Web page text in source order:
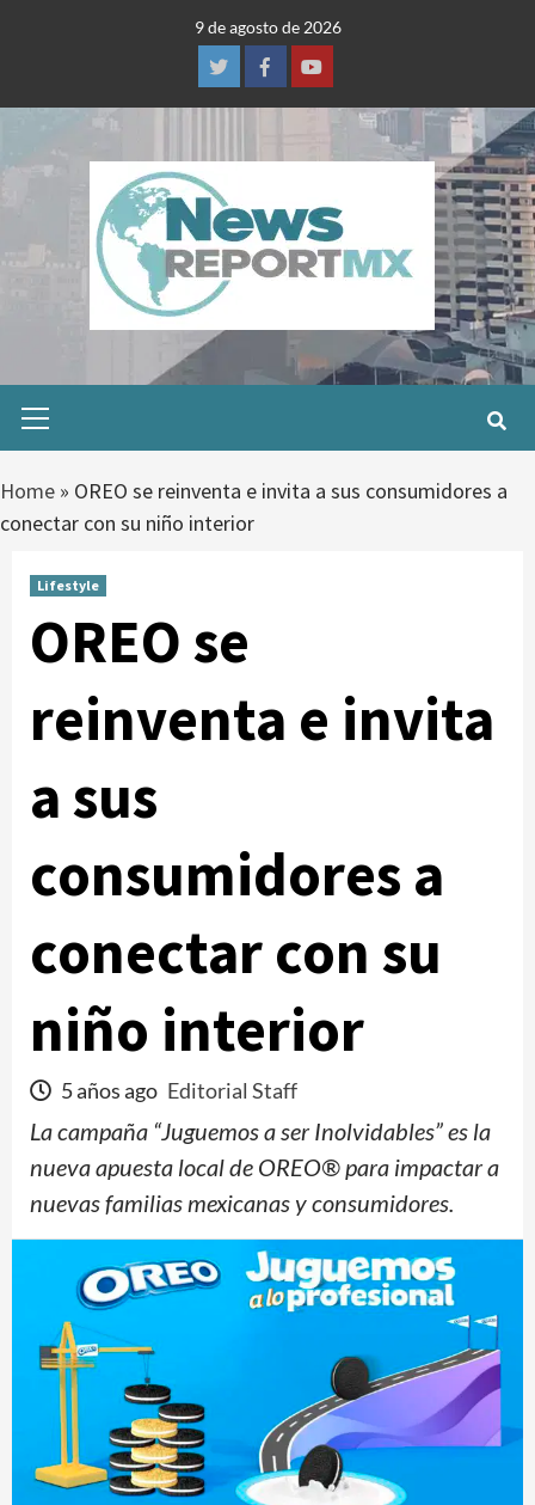
9 de agosto de 2026
TwitterFacebookYoutube
Menu
Home » OREO se reinventa e invita a sus consumidores a
conectar con su niño interior
Lifestyle
OREO se
reinventa e invita
a sus
consumidores a
conectar con su
niño interior
5 años ago Editorial Staff
La campaña “Juguemos a ser Inolvidables” es la
nueva apuesta local de OREO® para impactar a
nuevas familias mexicanas y consumidores.